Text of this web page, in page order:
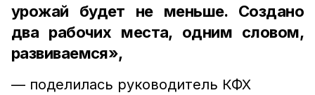
урожай будет не меньше. Создано
два рабочих места, одним словом,
развиваемся»,
— поделилась руководитель КФХ